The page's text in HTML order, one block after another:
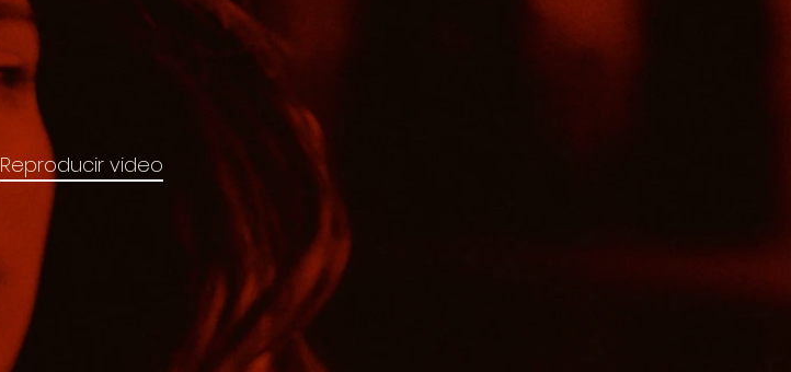
Reproducir video